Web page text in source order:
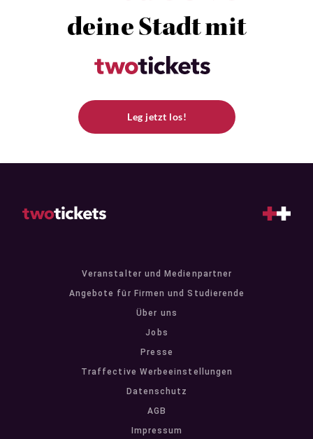
deine Stadt mit
Leg jetzt los!
Veranstalter und Medienpartner
Angebote für Firmen und Studierende
Über uns
Jobs
Presse
Traffective Werbeeinstellungen
Datenschutz
AGB
Impressum